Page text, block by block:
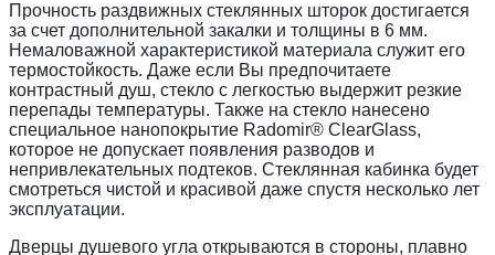
Прочность раздвижных стеклянных шторок достигается
за счет дополнительной закалки и толщины в 6 мм.
Немаловажной характеристикой материала служит его
термостойкость. Даже если Вы предпочитаете
контрастный душ, стекло с легкостью выдержит резкие
перепады температуры. Также на стекло нанесено
специальное нанопокрытие Radomir® ClearGlass,
которое не допускает появления разводов и
непривлекательных подтеков. Стеклянная кабинка будет
смотреться чистой и красивой даже спустя несколько лет
эксплуатации.
Дверцы душевого угла открываются в стороны, плавно